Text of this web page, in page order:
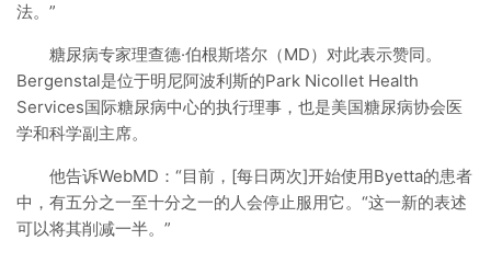
法。”
糖尿病专家理查德·伯根斯塔尔（MD）对此表示赞同。
Bergenstal是位于明尼阿波利斯的Park Nicollet Health
Services国际糖尿病中心的执行理事，也是美国糖尿病协会医
学和科学副主席。
他告诉WebMD：“目前，[每日两次]开始使用Byetta的患者
中，有五分之一至十分之一的人会停止服用它。“这一新的表述
可以将其削减一半。”